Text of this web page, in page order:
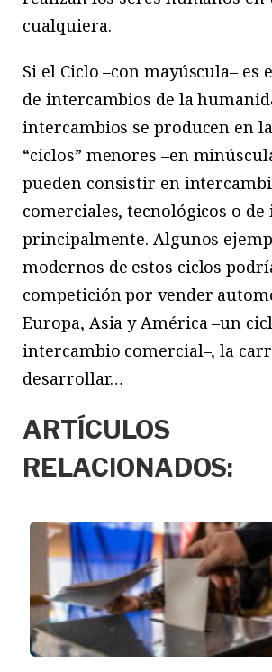
cualquiera.
Si el Ciclo –con mayúscula– es
de intercambios de la
intercambios se producen en
“ciclos” menores –en
pueden consistir en
comerciales, tecnológicos o de
principalmente. Algunos
modernos de estos ciclos
competición por vender
Europa, Asia y América –un
intercambio comercial–, la
desarrollar…
ARTÍCULOS
RELACIONADOS: